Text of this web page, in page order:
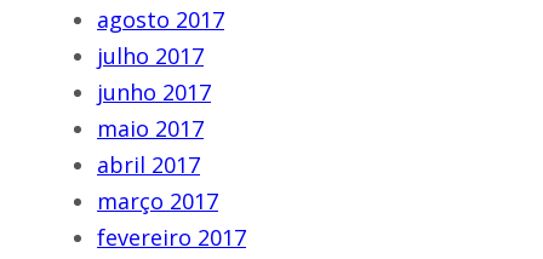
agosto 2017
julho 2017
junho 2017
maio 2017
abril 2017
março 2017
fevereiro 2017